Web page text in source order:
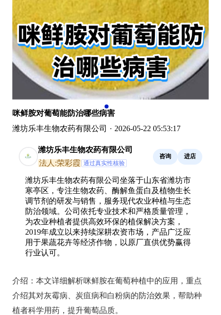
咪鲜胺对葡萄能防治哪些病害
潍坊乐丰生物农药有限公司 · 2026-05-22 05:53:17
潍坊乐丰生物农药有限公司
法人:荣彩霞 通过真实性核验
咨询 进店
潍坊乐丰生物农药有限公司坐落于山东省潍坊市
寒亭区，专注生物农药、酶解鱼蛋白及植物生长
调节剂的研发与销售，服务现代农业种植与生态
防治领域。公司依托专业技术和严格质量管理，
为农业种植者提供高效环保的植保解决方案，
2019年成立以来持续深耕农资市场，产品广泛应
用于果蔬花卉等经济作物，以原厂直供优势赢得
行业认可。
介绍： 本文详细解析咪鲜胺在葡萄种植中的应用，重点
介绍其对灰霉病、炭疽病和白粉病的防治效果，帮助种
植者科学用药，提升葡萄品质。